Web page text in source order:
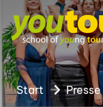
Start Presse